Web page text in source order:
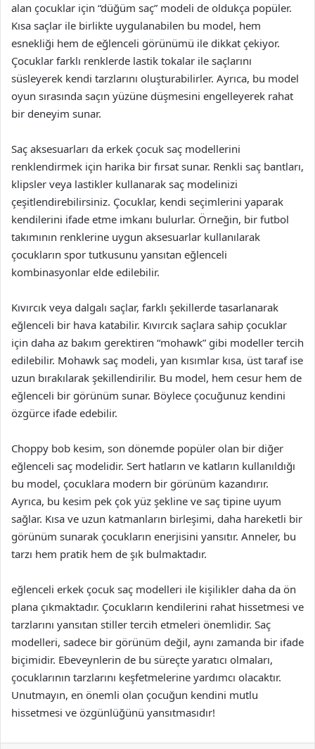
alan çocuklar için “düğüm saç” modeli de oldukça popüler.
Kısa saçlar ile birlikte uygulanabilen bu model, hem
esnekliği hem de eğlenceli görünümü ile dikkat çekiyor.
Çocuklar farklı renklerde lastik tokalar ile saçlarını
süsleyerek kendi tarzlarını oluşturabilirler. Ayrıca, bu model
oyun sırasında saçın yüzüne düşmesini engelleyerek rahat
bir deneyim sunar.
Saç aksesuarları da erkek çocuk saç modellerini
renklendirmek için harika bir fırsat sunar. Renkli saç bantları,
klipsler veya lastikler kullanarak saç modelinizi
çeşitlendirebilirsiniz. Çocuklar, kendi seçimlerini yaparak
kendilerini ifade etme imkanı bulurlar. Örneğin, bir futbol
takımının renklerine uygun aksesuarlar kullanılarak
çocukların spor tutkusunu yansıtan eğlenceli
kombinasyonlar elde edilebilir.
Kıvırcık veya dalgalı saçlar, farklı şekillerde tasarlanarak
eğlenceli bir hava katabilir. Kıvırcık saçlara sahip çocuklar
için daha az bakım gerektiren “mohawk” gibi modeller tercih
edilebilir. Mohawk saç modeli, yan kısımlar kısa, üst taraf ise
uzun bırakılarak şekillendirilir. Bu model, hem cesur hem de
eğlenceli bir görünüm sunar. Böylece çocuğunuz kendini
özgürce ifade edebilir.
Choppy bob kesim, son dönemde popüler olan bir diğer
eğlenceli saç modelidir. Sert hatların ve katların kullanıldığı
bu model, çocuklara modern bir görünüm kazandırır.
Ayrıca, bu kesim pek çok yüz şekline ve saç tipine uyum
sağlar. Kısa ve uzun katmanların birleşimi, daha hareketli bir
görünüm sunarak çocukların enerjisini yansıtır. Anneler, bu
tarzı hem pratik hem de şık bulmaktadır.
eğlenceli erkek çocuk saç modelleri ile kişilikler daha da ön
plana çıkmaktadır. Çocukların kendilerini rahat hissetmesi ve
tarzlarını yansıtan stiller tercih etmeleri önemlidir. Saç
modelleri, sadece bir görünüm değil, aynı zamanda bir ifade
biçimidir. Ebeveynlerin de bu süreçte yaratıcı olmaları,
çocuklarının tarzlarını keşfetmelerine yardımcı olacaktır.
Unutmayın, en önemli olan çocuğun kendini mutlu
hissetmesi ve özgünlüğünü yansıtmasıdır!